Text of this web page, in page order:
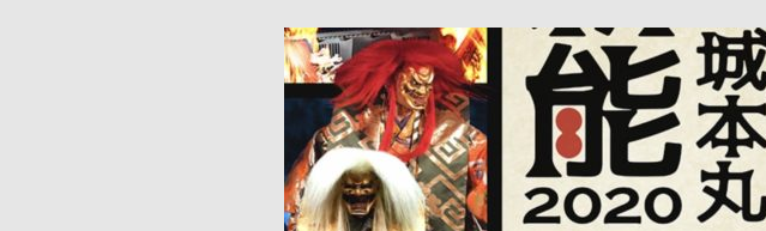
卒業生からのご案内
学校・在校生だより
学校・在校生からのご案内
会員交流委員会
同窓会サポート委員会
特別委員会